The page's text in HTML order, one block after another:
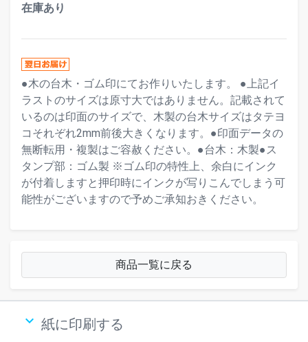
在庫あり
●木の台木・ゴム印にてお作りいたします。 ●上記イ
ラストのサイズは原寸大ではありません。記載されて
いるのは印面のサイズで、木製の台木サイズはタテヨ
コそれぞれ2mm前後大きくなります。●印面データの
無断転用・複製はご容赦ください。●台木：木製●ス
タンプ部：ゴム製 ※ゴム印の特性上、余白にインク
が付着しますと押印時にインクが写りこんでしまう可
能性がございますので予めご承知おきください。
商品一覧に戻る
keyboard_arrow_down 紙に印刷する